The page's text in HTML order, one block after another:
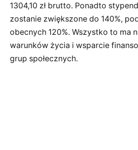
1304,10 zł brutto. Ponadto
zostanie zwiększone do 140%,
obecnych 120%. Wszystko to ma
warunków życia i wsparcie
grup społecznych.